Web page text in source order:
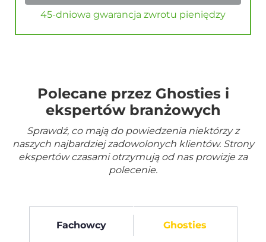
45-dniowa gwarancja zwrotu pieniędzy
Polecane przez Ghosties i
ekspertów branżowych
Sprawdź, co mają do powiedzenia niektórzy z
naszych najbardziej zadowolonych klientów. Strony
ekspertów czasami otrzymują od nas prowizje za
polecenie.
Fachowcy Ghosties